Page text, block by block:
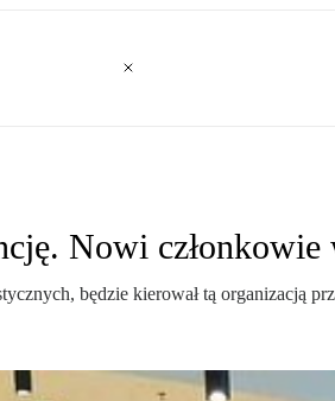
Nowi członkowie
będzie kierował tą organizacją